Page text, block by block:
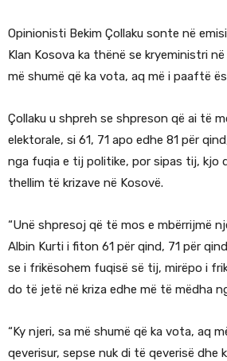
Opinionisti Bekim Çollaku sonte në
Klan Kosova ka thënë se kryeministri
më shumë që ka vota, aq më i paaftë
Çollaku u shpreh se shpreson që ai të
elektorale, si 61, 71 apo edhe 81 për
nga fuqia e tij politike, por sipas tij, kjo
thellim të krizave në Kosovë.
“Unë shpresoj që të mos e mbërrijmë
Albin Kurti i fiton 61 për qind, 71 për
se i frikësohem fuqisë së tij, mirëpo i
do të jetë në kriza edhe më të mëdha
“Ky njeri, sa më shumë që ka vota, aq
qeverisur, sepse nuk di të qeverisë dhe